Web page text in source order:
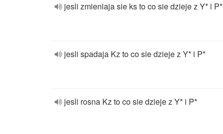
jesli zmieniaja sie ks to co sie dzieje z Y* i P*
jesli spadaja Kz to co sie dzieje z Y* i P*
jesli rosna Kz to co sie dzieje z Y* i P*